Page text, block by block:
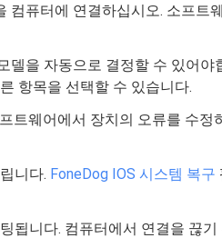
컴퓨터에 연결하십시오. 소프트
델을 자동으로 결정할 수 있어야
항목을 선택할 수 있습니다.
트웨어에서 장치의 오류를 수정
니다. FoneDog IOS 시스템 복구
됩니다. 컴퓨터에서 연결을 끊